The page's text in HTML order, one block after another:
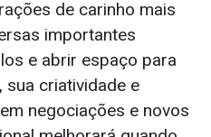
de carinho mais
importantes
e abrir espaço para
sua criatividade e
negociações e novos